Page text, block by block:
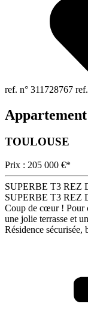
ref. n° 311728767
Appartement
TOULOUSE
Prix : 205 000 €*
SUPERBE T3 REZ
SUPERBE T3 REZ
Coup de cœur ! Pour
une jolie terrasse et
Résidence sécurisée,